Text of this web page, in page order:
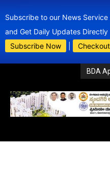
Subscribe to our News
and Get Daily Updates
Subscribe Now
Checkout
BDA